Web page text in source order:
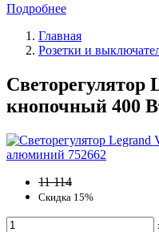
Подробнее
Главная
Розетки и
Светорегулятор
кнопочный 400
11 114
Скидка 15%